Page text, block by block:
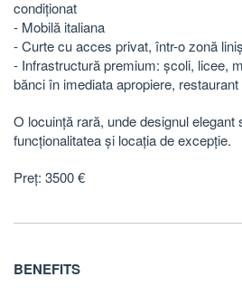
condiționat
- Mobilă italiana
- Curte cu acces privat, într-o zonă
- Infrastructură premium: școli, licee,
bănci în imediata apropiere,
O locuință rară, unde designul elegant
funcționalitatea și locația de excepție.
Preț: 3500 €
BENEFITS